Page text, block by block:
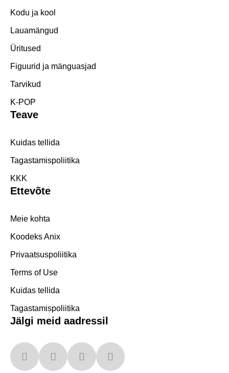
Kodu ja kool
Lauamängud
Üritused
Figuurid ja mänguasjad
Tarvikud
K-POP
Teave
Kuidas tellida
Tagastamispoliitika
KKK
Ettevõte
Meie kohta
Koodeks Anix
Privaatsuspoliitika
Terms of Use
Kuidas tellida
Tagastamispoliitika
Jälgi meid aadressil